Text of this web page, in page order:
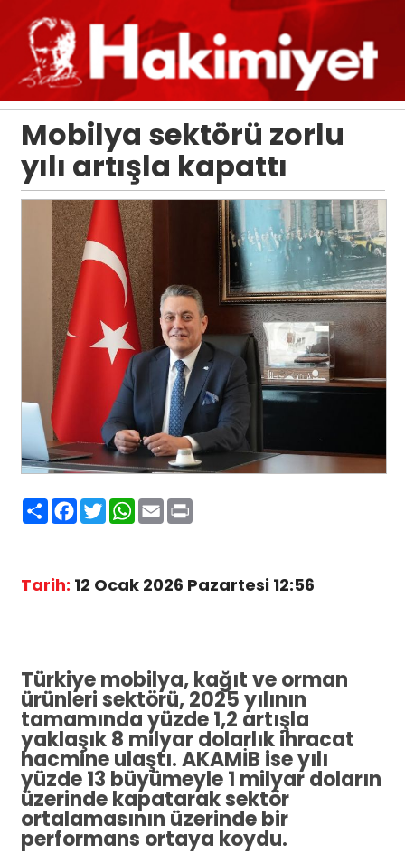
Mobilya sektörü zorlu
yılı artışla kapattı
PaylaşFacebook
TwitterWhatsApp
EmailPrint
Tarih: 12 Ocak 2026 Pazartesi 12:56
Türkiye mobilya, kağıt ve orman
ürünleri sektörü, 2025 yılının
tamamında yüzde 1,2 artışla
yaklaşık 8 milyar dolarlık ihracat
hacmine ulaştı. AKAMİB ise yılı
yüzde 13 büyümeyle 1 milyar doların
üzerinde kapatarak sektör
ortalamasının üzerinde bir
performans ortaya koydu.